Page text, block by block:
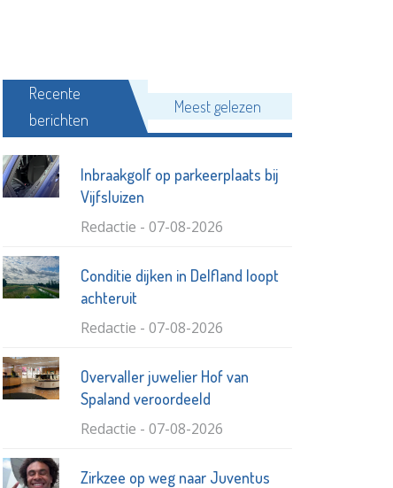
Recente
berichten
Meest gelezen
Inbraakgolf op parkeerplaats bij
Vijfsluizen
Redactie - 07-08-2026
Conditie dijken in Delfland loopt
achteruit
Redactie - 07-08-2026
Overvaller juwelier Hof van
Spaland veroordeeld
Redactie - 07-08-2026
Zirkzee op weg naar Juventus